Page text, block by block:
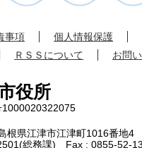
事項
個人情報保護
ＲＳＳについて お問
役所
1000020322075
県江津市江津町1016番地4
総務課) Fax : 0855-52-